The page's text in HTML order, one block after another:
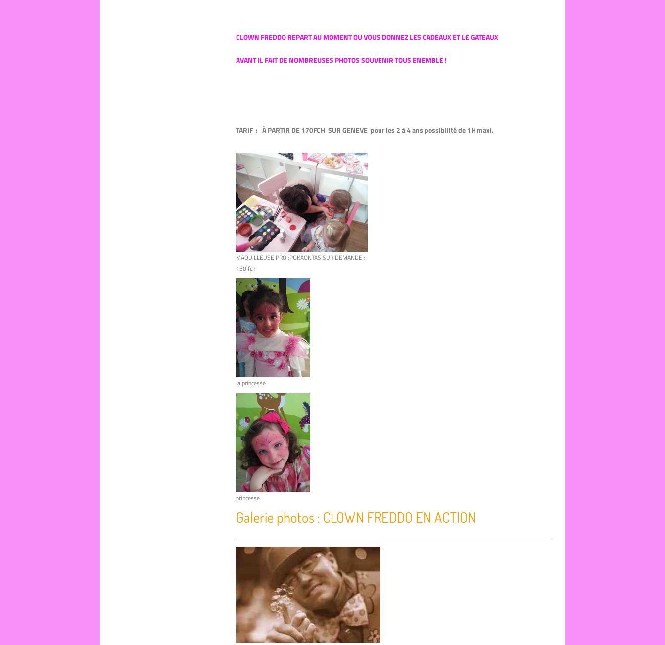
CLOWN FREDDO REPART AU MOMENT OU VOUS DONNEZ LES CADEAUX ET LE GATEAUX
AVANT IL FAIT DE NOMBREUSES PHOTOS SOUVENIR TOUS ENEMBLE !
TARIF : À PARTIR DE 170FCH SUR GENEVE pour les 2 à 4 ans possibilité de 1H maxi.
MAQUILLEUSE PRO :POKAONTAS SUR DEMANDE :
150 fch
la princesse
princesse
Galerie photos : CLOWN FREDDO EN ACTION